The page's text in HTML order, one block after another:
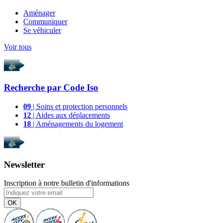
Aménager
Communiquer
Se véhiculer
Voir tous
Recherche par Code Iso
09 | Soins et protection personnels
12 | Aides aux déplacements
18 | Aménagements du logement
Newsletter
Inscription à notre bulletin d'informations
OK